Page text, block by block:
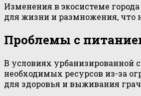
Изменения в экосистеме
для жизни и размножения, что
Проблемы с
В условиях урбанизированной
необходимых ресурсов из-за
для здоровья и выживания